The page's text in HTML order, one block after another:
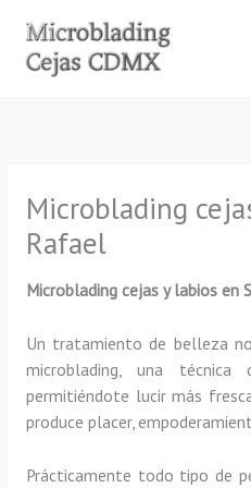
contenido
Microblading
Rafael
Microblading cejas y labios en
Un tratamiento de belleza
microblading, una técnica
permitiéndote lucir más
produce placer,
Prácticamente todo tipo de